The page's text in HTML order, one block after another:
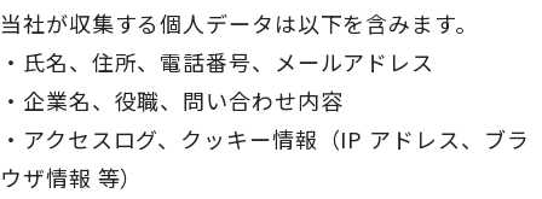
当社が収集する個人データは以下を含みます。
・氏名、住所、電話番号、メールアドレス
・企業名、役職、問い合わせ内容
・アクセスログ、クッキー情報（IP アドレス、ブラ
ウザ情報 等）